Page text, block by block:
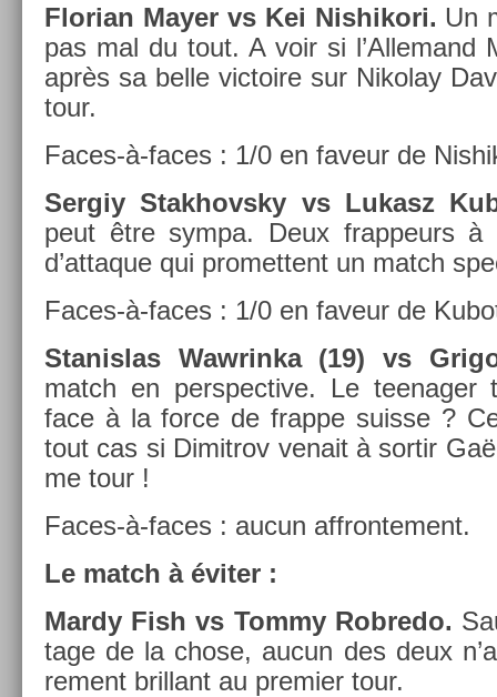
Florian Mayer vs Kei Nis­hikori. Un
pas mal du tout. A voir si l’Al­lemand
après sa belle vic­toire sur Nikolay
tour.
Faces-à-faces : 1/0 en faveur de
Ser­giy Stak­hovsky vs Lukasz
peut être sympa. Deux frap­peurs à
d’at­taque qui pro­met­tent un match
Faces-à-faces : 1/0 en faveur de
Stanis­las Waw­rinka (19) vs
match en per­spec­tive. Le teenag­er
face à la force de frap­pe suis­se ?
tout cas si Di­mit­rov venait à sor­tir
me tour !
Faces-à-faces : aucun affron­te­ment.
Le match à éviter :
Mardy Fish vs Tommy Rob­redo.
tage de la chose, aucun des deux
re­ment bril­lant au pre­mi­er tour.